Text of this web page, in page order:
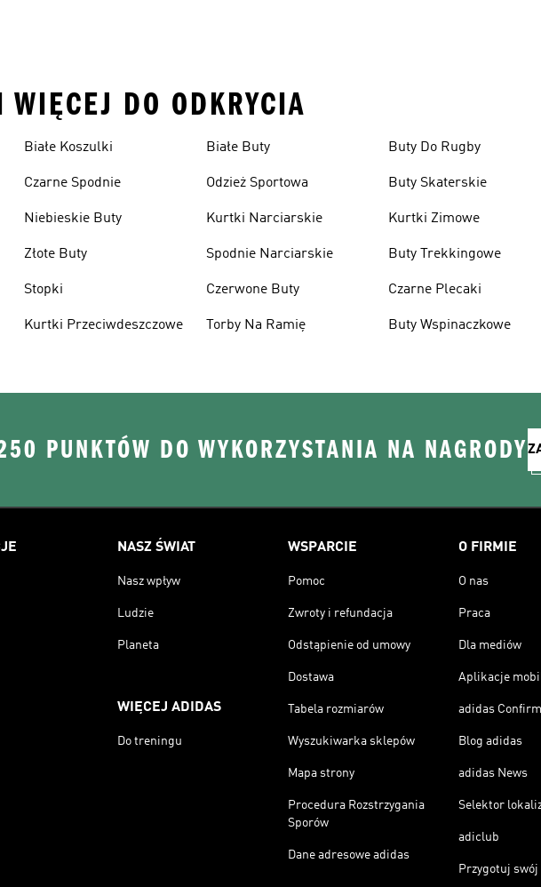
DO ODKRYCIA
Białe Koszulki
Czarne Spodnie
Niebieskie Buty
Złote Buty
Stopki
Kurtki Przeciwdeszczowe
Białe Buty
Odzież Sportowa
Kurtki Narciarskie
Spodnie Narciarskie
Czerwone Buty
Torby Na Ramię
Buty Do Rugby
Buty Skaterskie
Kurtki Zimowe
Buty Trekkingowe
Czarne Plecaki
Buty Wspinaczkowe
PUNKTÓW DO WYKORZYSTANIA NA NAGRODY
NASZ ŚWIAT
Nasz wpływ
Ludzie
Planeta
WIĘCEJ ADIDAS
Do treningu
WSPARCIE
Pomoc
Zwroty i refundacja
Odstąpienie od umowy
Dostawa
Tabela rozmiarów
Wyszukiwarka sklepów
Mapa strony
Procedura Rozstrzygania
Sporów
Dane adresowe adidas
O FIRMIE
O nas
Praca
Dla mediów
Aplikacje
adidas
Blog adidas
adidas News
Selektor
adiclub
Przygotuj